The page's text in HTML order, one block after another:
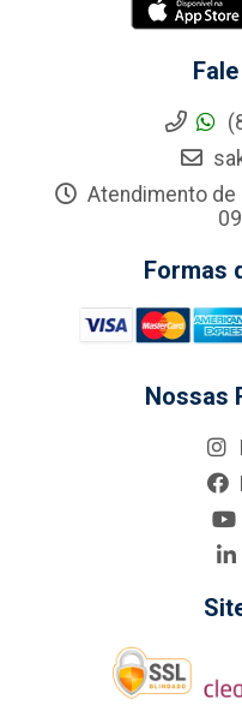
Atendimento
Formas
Nossas